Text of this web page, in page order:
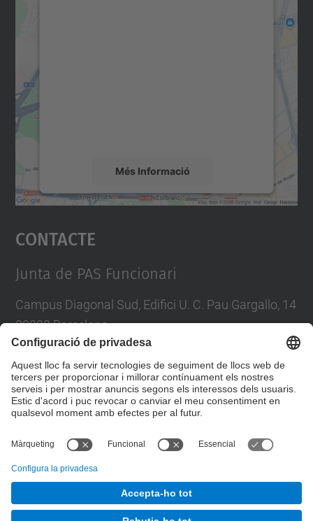
Més Informació
Accepta
powered by
Contacte
Junta de PAS Funcionari
Campus Diagonal Sud, Edifici U. C. Pau Gargallo, 14
08028 Barcelona
E-mail :junta.pasf@upc.edu
Formulari de contacte
Junta PAS Funcionari